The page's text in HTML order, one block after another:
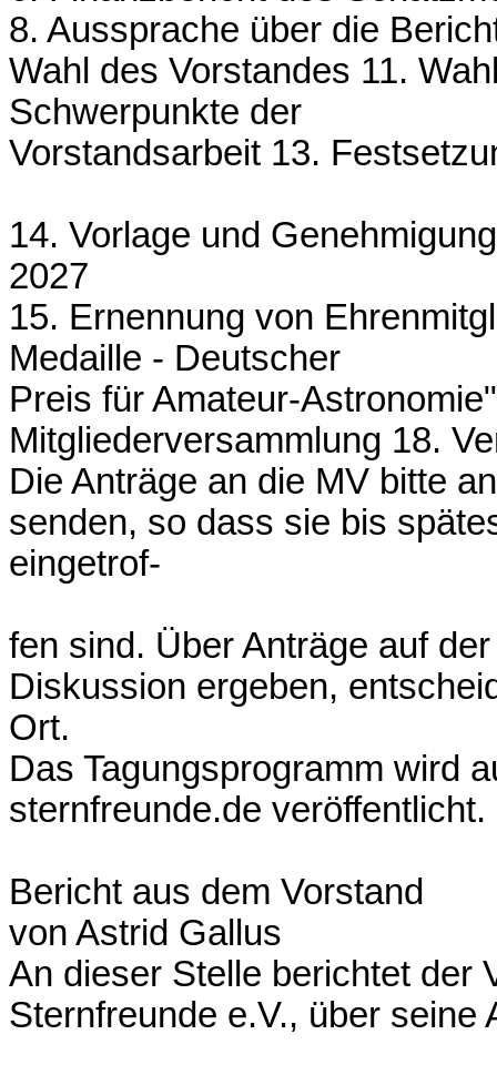
8. Aussprache über die
Wahl des Vorstandes 11.
Schwerpunkte der
Vorstandsarbeit 13.
14. Vorlage und
2027
15. Ernennung von
Medaille - Deutscher
Preis für Amateur-
Mitgliederversammlung 18.
Die Anträge an die MV bitte
senden, so dass sie bis
eingetrof-
fen sind. Über Anträge auf
Diskussion ergeben,
Ort.
Das Tagungsprogramm wird
sternfreunde.de veröffentlicht.
Bericht aus dem Vorstand
von Astrid Gallus
An dieser Stelle berichtet der
Sternfreunde e.V., über seine